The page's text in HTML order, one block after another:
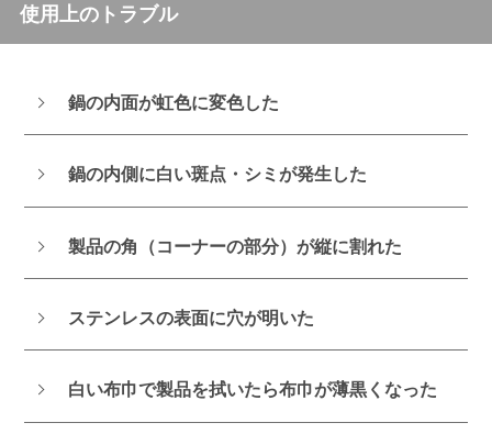
使用上のトラブル
鍋の内面が虹色に変色した
鍋の内側に白い斑点・シミが発生した
製品の角（コーナーの部分）が縦に割れた
ステンレスの表面に穴が明いた
白い布巾で製品を拭いたら布巾が薄黒くなった